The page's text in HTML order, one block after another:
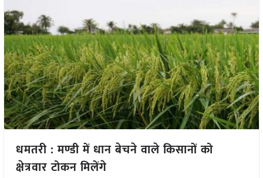
धमतरी : मण्डी में धान बेचने वाले किसानों को
क्षेत्रवार टोकन मिलेंगे